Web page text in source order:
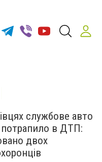
службове авто
потрапило в ДТП:
двох